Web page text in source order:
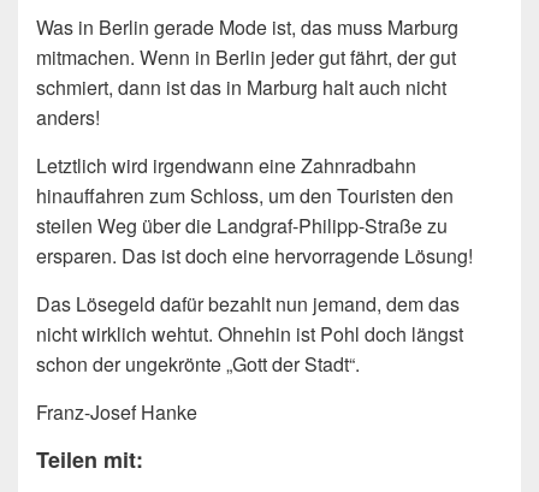
Was in Berlin gerade Mode ist, das muss Marburg
mitmachen. Wenn in Berlin jeder gut fährt, der gut
schmiert, dann ist das in Marburg halt auch nicht
anders!
Letztlich wird irgendwann eine Zahnradbahn
hinauffahren zum Schloss, um den Touristen den
steilen Weg über die Landgraf-Philipp-Straße zu
ersparen. Das ist doch eine hervorragende Lösung!
Das Lösegeld dafür bezahlt nun jemand, dem das
nicht wirklich wehtut. Ohnehin ist Pohl doch längst
schon der ungekrönte „Gott der Stadt“.
Franz-Josef Hanke
Teilen mit: